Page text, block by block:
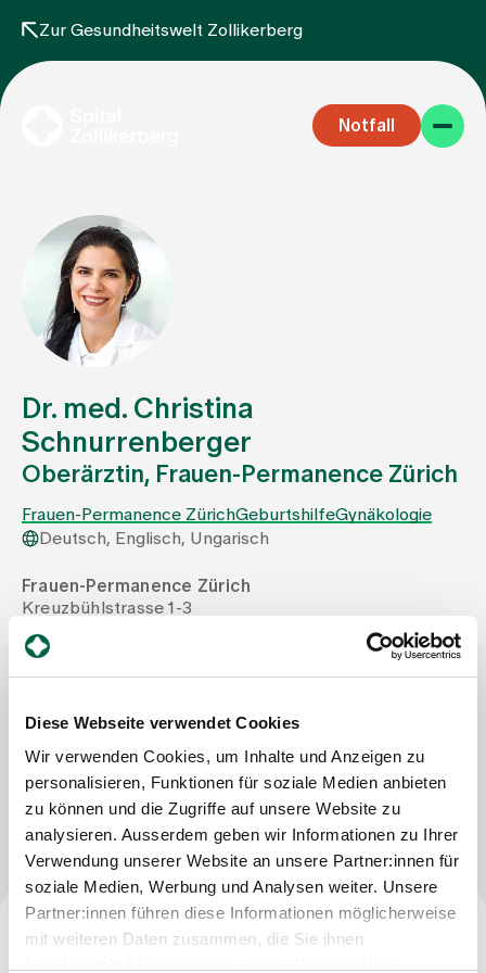
Diese Webseite verwendet Cookies
Wir verwenden Cookies, um Inhalte und Anzeigen zu
personalisieren, Funktionen für soziale Medien anbieten
zu können und die Zugriffe auf unsere Website zu
analysieren. Ausserdem geben wir Informationen zu Ihrer
Verwendung unserer Website an unsere Partner:innen für
soziale Medien, Werbung und Analysen weiter. Unsere
Partner:innen führen diese Informationen möglicherweise
mit weiteren Daten zusammen, die Sie ihnen
Zur Gesundheitswelt Zollikerberg
Notfall
Fachbereiche
Aufenthalt
Team
Zuweisende
Events
Über uns
Aktuelles
Jobs & Karriere
Kontakt
Babygalerie
Dr. med. Christina
Schnurrenberger
Oberärztin, Frauen-Permanence Zürich
Frauen-Permanence ZürichGeburtshilfeGynäkologie
Deutsch, Englisch, Ungarisch
Frauen-Permanence Zürich
Kreuzbühlstrasse 1-3
Tel
Mail
praxis@frauenpermanence.ch
Nachricht schreiben